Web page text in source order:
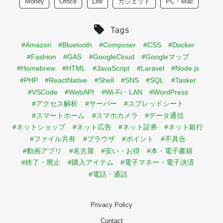
Tags
#Amazon #Bluetooth #Composer #CSS
#Docker
#Fashion
#GAS #GoogleCloud
#Googleマップ
#Homebrew
#HTML #JavaScript #Laravel
#Node.js
#PHP
#ReactNative #Shell #SNS #SQL
#Tasker
#VSCode
#WebAPI #Wi-Fi・LAN
#WordPress
#アクセス解析
#サーバー
#スプレッドシート
#スマートホーム
#スマホカメラ
#データ通信
#ネットショップ
#ネット広告 #ネット証券
#ネット銀行
#ファイル共有
#ブラウザ #ポイント
#不具合
#動画アプリ
#名古屋 #安い・お得
#本・電子書籍
#終了・廃止
#購入アイテム
#電子マネー・電子決済
#電話・通話
Privacy Policy
Contact